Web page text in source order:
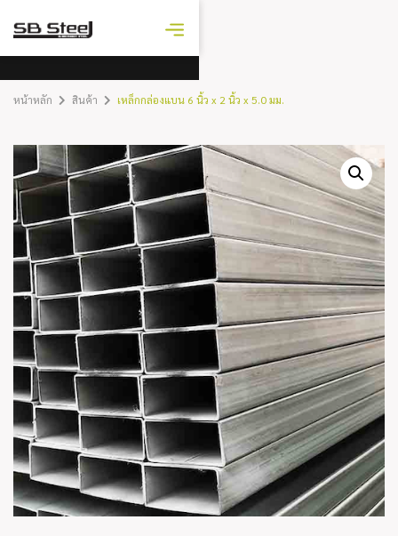
ราคาเหล็ก
หน้าหลัก สินค้า เหล็กกล่องแบน 6 นิ้ว x 2 นิ้ว x 5.0 มม.